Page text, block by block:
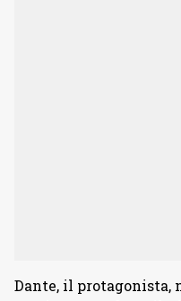
Dante, il protagonista,